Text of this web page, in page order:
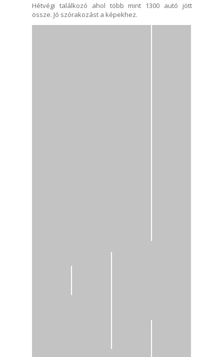
Hétvégi találkozó ahol több mint 1300 autó jött
össze. Jó szórakozást a képekhez.